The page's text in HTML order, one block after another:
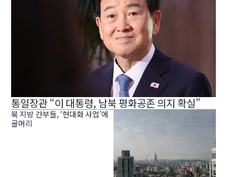
통일장관 “이 대통령, 남북 평화공존 의지 확실”
북 지방 간부들, ‘현대화 사업’에
골머리